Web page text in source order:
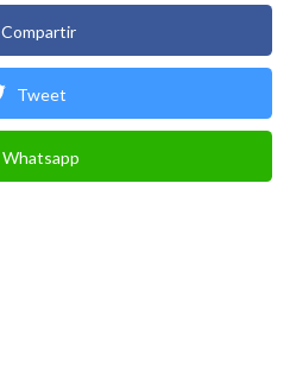
Compartir
Tweet
Whatsapp